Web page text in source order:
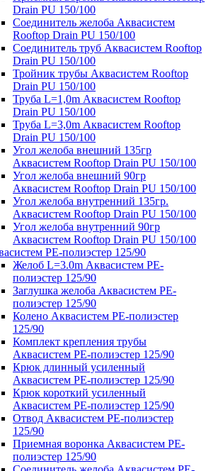
Drain PU 150/100
Соединитель желоба Аквасистем
Rooftop Drain PU 150/100
Соединитель труб Аквасистем Rooftop
Drain PU 150/100
Тройник трубы Аквасистем Rooftop
Drain PU 150/100
Труба L=1,0m Аквасистем Rooftop
Drain PU 150/100
Труба L=3,0m Аквасистем Rooftop
Drain PU 150/100
Угол желоба внешний 135гр
Аквасистем Rooftop Drain PU 150/100
Угол желоба внешний 90гр
Аквасистем Rooftop Drain PU 150/100
Угол желоба внутренний 135гр.
Аквасистем Rooftop Drain PU 150/100
Угол желоба внутренний 90гр
Аквасистем Rooftop Drain PU 150/100
PE-полиэстер 125/90
Желоб L=3.0m Аквасистем PE-
полиэстер 125/90
Заглушка желоба Аквасистем PE-
полиэстер 125/90
Колено Аквасистем PE-полиэстер
125/90
Комплект крепления трубы
Аквасистем PE-полиэстер 125/90
Крюк длинный усиленный
Аквасистем PE-полиэстер 125/90
Крюк короткий усиленный
Аквасистем PE-полиэстер 125/90
Отвод Аквасистем РЕ-полиэстер
125/90
Приемная воронка Аквасистем PE-
полиэстер 125/90